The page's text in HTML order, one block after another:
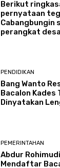
Berikut
pernyataan
Cabangbungin
perangkat
PENDIDIKAN
Bang Wanto
Bacalon
Dinyatakan
PEMERINTAHAN
Abdur
Mendaftar